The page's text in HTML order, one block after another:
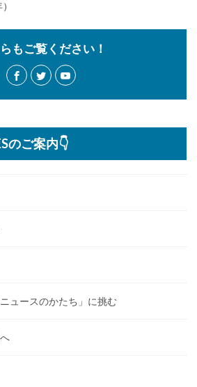
もご覧ください！
のご案内👇
ュースのかたち」に挑む